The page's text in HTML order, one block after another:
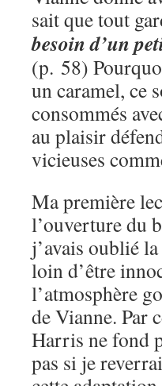
sait que tout
besoin d’un
(p. 58)
un caramel, ce
consommés
au plaisir
vicieuses
Ma première
l’ouverture du
j’avais oublié
loin d’être
l’atmosphère
de Vianne. Par
Harris ne fond
pas si je